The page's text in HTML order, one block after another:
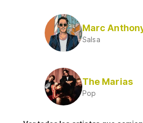
Marc
Salsa
The Marias
Pop